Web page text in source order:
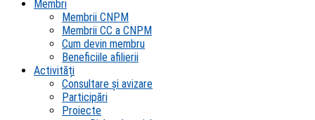
Membri
Membrii CNPM
Membrii CC a CNPM
Cum devin membru
Beneficiile afilierii
Activități
Consultare și avizare
Participări
Proiecte